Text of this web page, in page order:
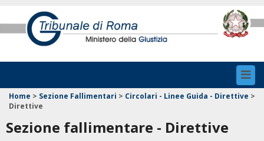
Home > Sezione Fallimentari > Circolari - Linee Guida - Direttive >
Direttive
Sezione fallimentare - Direttive